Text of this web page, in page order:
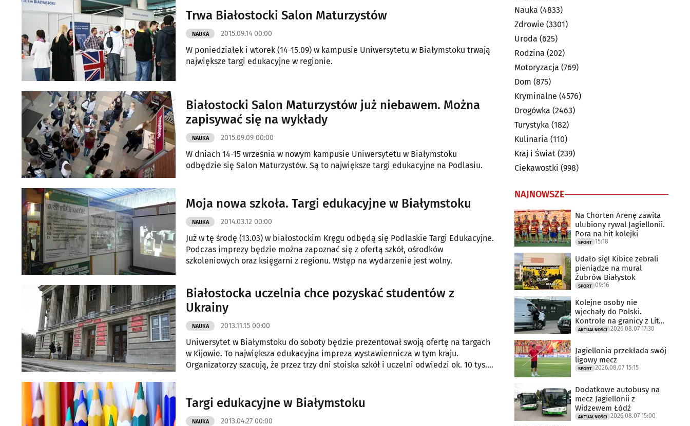
Trwa Białostocki Salon Maturzystów
NAUKA 2015.09.14 00:00
W poniedziałek i wtorek (14-15.09) w kampusie Uniwersytetu w Białymstoku trwają
największe targi edukacyjne w regionie.
Białostocki Salon Maturzystów już niebawem. Można
zapisywać się na wykłady
NAUKA 2015.09.09 00:00
W dniach 14-15 września w nowym kampusie Uniwersytetu w Białymstoku
odbędzie się Salon Maturzystów. Są to największe targi edukacyjne na Podlasiu.
Moja nowa szkoła. Targi edukacyjne w Białymstoku
NAUKA 2014.03.12 00:00
Już w tę środę (13.03) w białostockim Kręgu odbędą się Podlaskie Targi Edukacyjne.
Podczas imprezy będzie można zapoznać się z ofertą szkół, ośrodków
szkoleniowych oraz księgarni z regionu. Wstęp na wydarzenie jest wolny.
Białostocka uczelnia chce pozyskać studentów z
Ukrainy
NAUKA 2013.11.15 00:00
Uniwersytet w Białymstoku do soboty będzie prezentował swoją ofertę na targach
w Kijowie. To największa edukacyjna impreza wystawiennicza w tym kraju.
Organizatorzy szacują, że przez trzy dni stoiska szkół i uczelni odwiedzi ok. 10 tys.
Targi edukacyjne w Białymstoku
NAUKA 2013.04.27 00:00
Nauka (4833)
Zdrowie (3301)
Uroda (625)
Rodzina (202)
Motoryzacja (769)
Dom (875)
Kryminalne (4576)
Drogówka (2463)
Turystyka (182)
Kulinaria (110)
Kraj i Świat (239)
Ciekawostki (998)
NAJNOWSZE
Na Chorten Arenę zawita
ulubiony rywal Jagiellonii.
Pora na hit kolejki
SPORT 15:18
Udało się! Kibice zebrali
pieniądze na mural
Żubrów Białystok
SPORT 09:16
Kolejne osoby nie
wjechały do Polski.
Kontrole na granicy z Litwą
trwają
AKTUALNOŚCI 2026.08.07 17:30
Jagiellonia przekłada swój
ligowy mecz
SPORT 2026.08.07 15:15
Dodatkowe autobusy na
mecz Jagiellonii z
Widzewem Łódź
AKTUALNOŚCI 2026.08.07 15:00